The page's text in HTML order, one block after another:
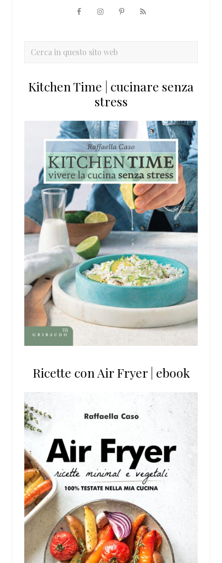
primaria
Cerca
sito
Kitchen Time | cucinare senza
stress
Ricette con Air Fryer | ebook